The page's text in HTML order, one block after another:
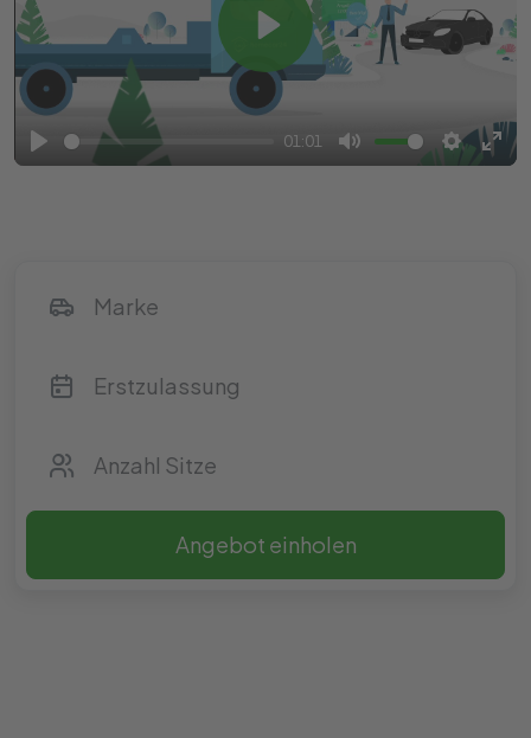
Play
01:01
Mute Settings
Play
Angebot einholen